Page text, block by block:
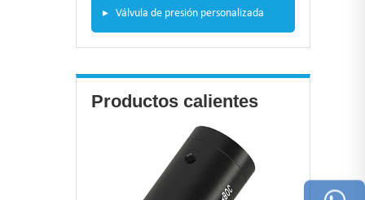
▸ Válvula de presión personalizada
Productos calientes